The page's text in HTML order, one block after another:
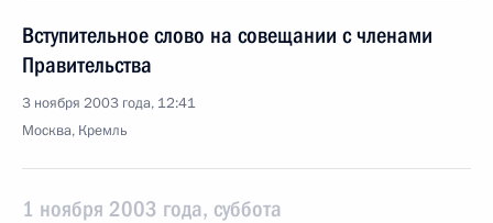
Вступительное слово на совещании с членами
Правительства
3 ноября 2003 года, 12:41
Москва, Кремль
1 ноября 2003 года, суббота